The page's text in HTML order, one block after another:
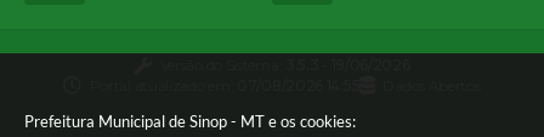
Prefeitura Municipal de Sinop - MT e os cookies: